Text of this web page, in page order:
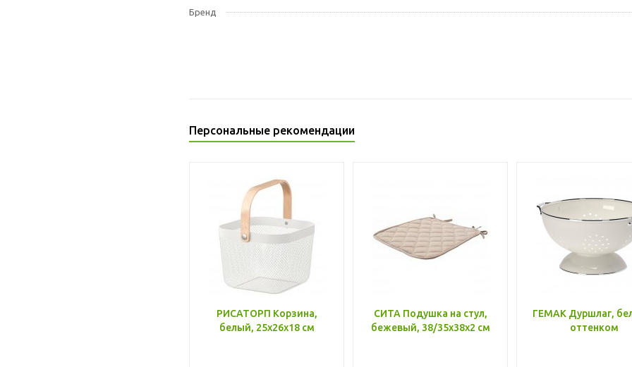
Бренд
Персональные рекомендации
РИСАТОРП Корзина,
белый, 25x26x18 см
СИТА Подушка на стул,
бежевый, 38/35x38x2 см
ГЕМАК Дуршлаг,
оттенком